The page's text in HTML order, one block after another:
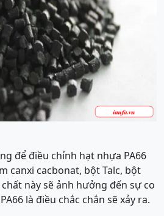
để điều chỉnh hạt nhựa PA66
canxi cacbonat, bột Talc, bột
này sẽ ảnh hưởng đến sự co
là điều chắc chắn sẽ xảy ra.